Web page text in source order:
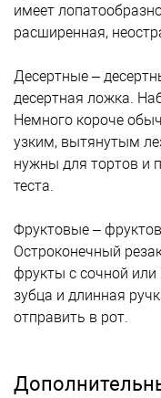
имеет
расширенная,
Десертные –
десертная ложка.
Немного короче
узким, вытянутым
нужны для тортов и
теста.
Фруктовые –
Остроконечный
фрукты с сочной
зубца и длинная
отправить в рот.